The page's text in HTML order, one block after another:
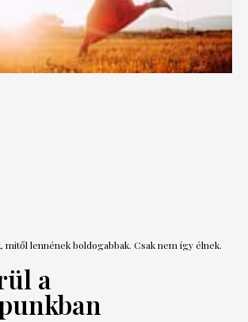
mitől lennének boldogabbak. Csak nem így élnek.
a